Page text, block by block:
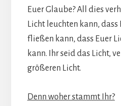
Euer Glaube? All dies
Licht leuchten kann, dass
fließen kann, dass Euer
kann. Ihr seid das Licht,
größeren Licht.
Denn woher stammt Ihr?